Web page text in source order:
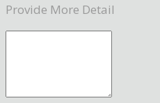
Provide More Detail